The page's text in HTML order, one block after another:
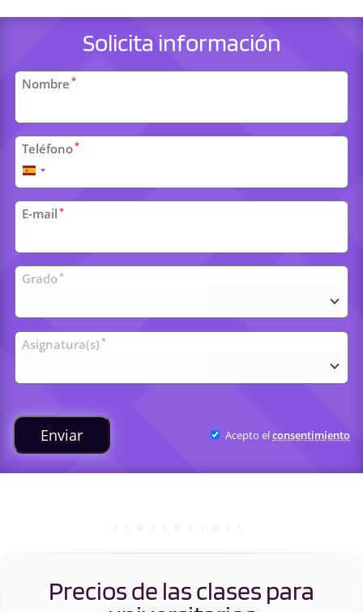
Solicita información
Datos
personales
Nombre *
Teléfono*
España
+34
E-mail *
Clases
universitarias
Grado*
Asignatura(s) *
Enviar Acepto elconsentimiento
Precios de las clases para